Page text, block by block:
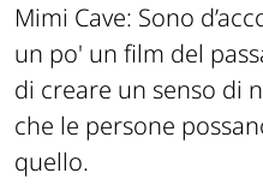
Mimi Cave: Sono
un po' un film del
di creare un senso di
che le persone
quello.